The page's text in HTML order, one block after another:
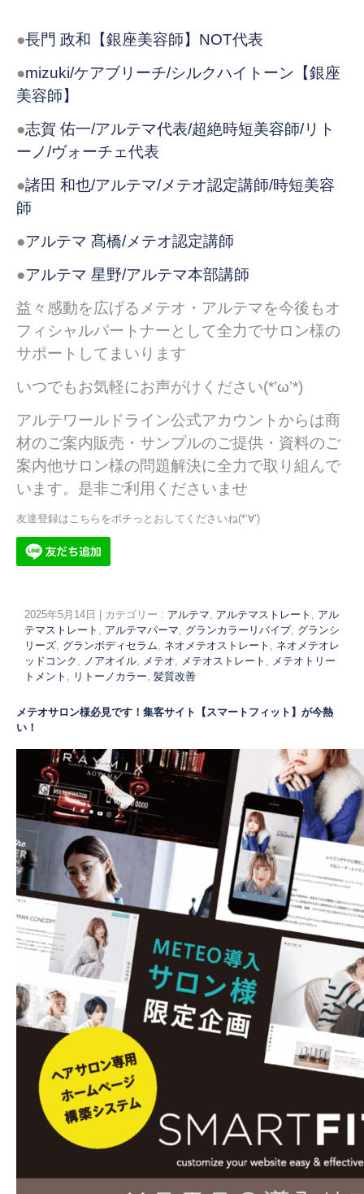
●長門 政和【銀座美容師】NOT代表
●mizuki/ケアブリーチ/シルクハイトーン【銀座
美容師】
●志賀 佑一/アルテマ代表/超絶時短美容師/リト
ーノ/ヴォーチェ代表
●諸田 和也/アルテマ/メテオ認定講師/時短美容
師
●アルテマ 髙橋/メテオ認定講師
●アルテマ 星野/アルテマ本部講師
益々感動を広げるメテオ・アルテマを今後もオ
フィシャルパートナーとして全力でサロン様の
サポートしてまいります
いつでもお気軽にお声がけください(*’ω’*)
アルテワールドライン公式アカウントからは商
材のご案内販売・サンプルのご提供・資料のご
案内他サロン様の問題解決に全力で取り組んで
います。 是非ご利用くださいませ
友達登録はこちらをポチっとおしてくださいね(*‘∀‘)
2025年5月14日 カテゴリー : アルテマ アルテマストレート
アル
テマストレート
アルテマパーマ グランカラーリバイブ グランシ
リーズ グランボディセラム ネオメテオストレート
ネオメテオレ
ッドコンク
ノアオイル メテオ メテオストレート
メテオトリー
トメント
リトーノカラー 髪質改善
メテオサロン様必見です！集客サイト【スマートフィット】が今熱
い！